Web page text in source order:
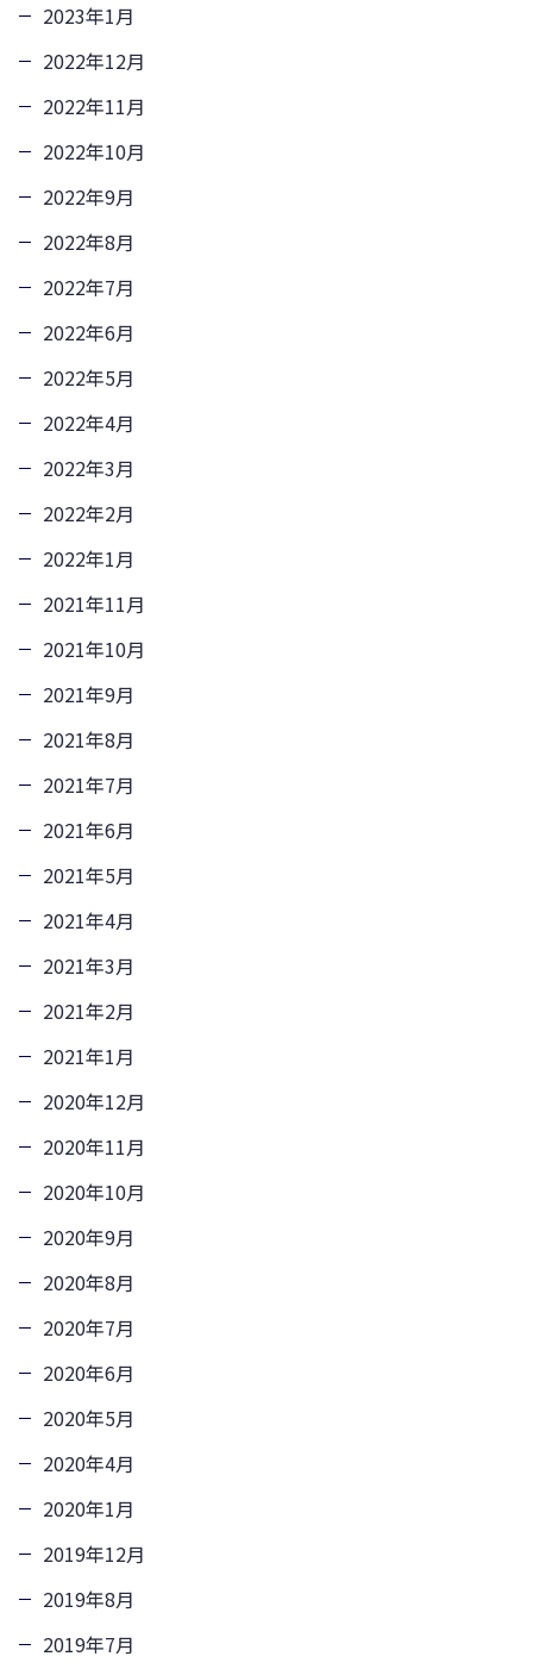
2023年1月
2022年12月
2022年11月
2022年10月
2022年9月
2022年8月
2022年7月
2022年6月
2022年5月
2022年4月
2022年3月
2022年2月
2022年1月
2021年11月
2021年10月
2021年9月
2021年8月
2021年7月
2021年6月
2021年5月
2021年4月
2021年3月
2021年2月
2021年1月
2020年12月
2020年11月
2020年10月
2020年9月
2020年8月
2020年7月
2020年6月
2020年5月
2020年4月
2020年1月
2019年12月
2019年8月
2019年7月